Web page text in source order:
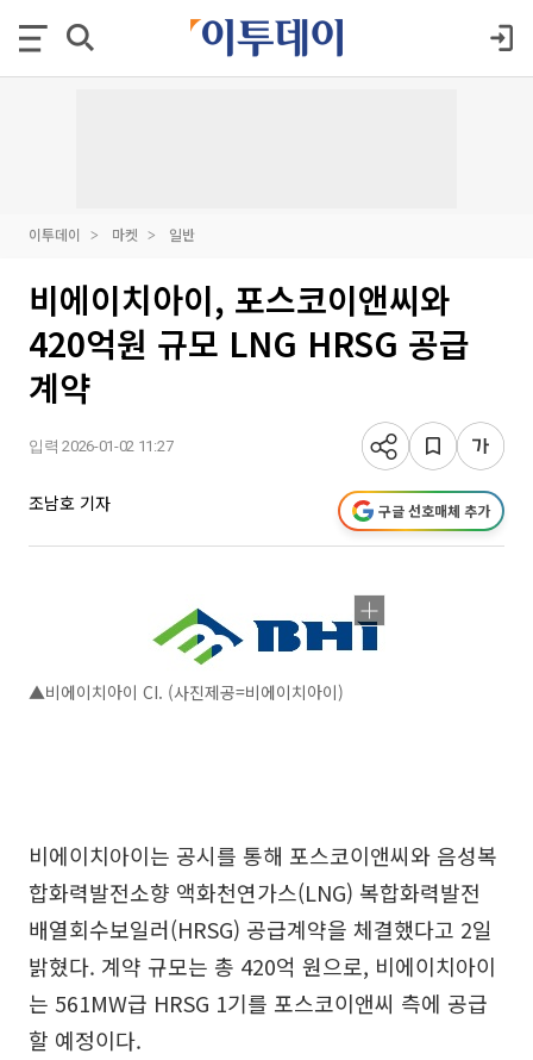
이투데이 마켓 일반
비에이치아이, 포스코이앤씨와
420억원 규모 LNG HRSG 공급
계약
입력 2026-01-02 11:27
조남호 기자 구글 선호매체 추가
▲비에이치아이 CI. (사진제공=비에이치아이)
비에이치아이는 공시를 통해 포스코이앤씨와 음성복
합화력발전소향 액화천연가스(LNG) 복합화력발전
배열회수보일러(HRSG) 공급계약을 체결했다고 2일
밝혔다. 계약 규모는 총 420억 원으로, 비에이치아이
는 561MW급 HRSG 1기를 포스코이앤씨 측에 공급
할 예정이다.